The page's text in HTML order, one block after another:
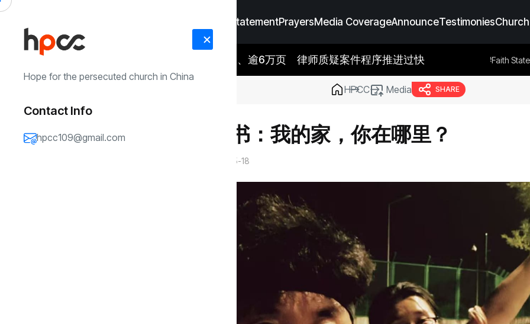
Faith StatementPrayersMedia CoverageAnnounceTestimoniesChurch
RECENT
锡安109教案卷宗高达331卷、逾6万页 律师质疑案件程序推进过快
#Media Coverage #Prayers #Announce #Testimonies #Faith Statement
Hope for the persecuted church in China
Contact Info
hpcc109@gmail.com
HPCC Media SHARE
锡安家书：我的家，你在哪里？
2026-05-18